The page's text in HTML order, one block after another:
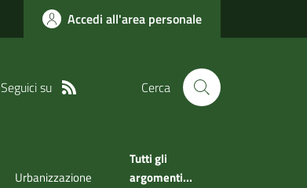
Accedi all'area personale
Seguici su Cerca
Urbanizzazione
Tutti gli
argomenti...